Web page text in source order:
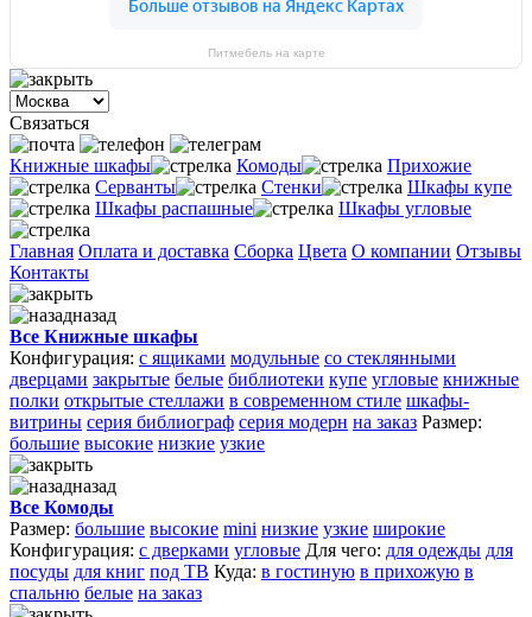
Питмебель на карте
Связаться
Книжные шкафы Комоды
Прихожие
Серванты
Стенки
Шкафы купе
Шкафы распашные
Шкафы угловые
Главная Оплата и доставка Сборка Цвета О компании Отзывы
Контакты
назад
Все Книжные шкафы
Конфигурация: с ящиками модульные со стеклянными
дверцами закрытые белые библиотеки купе угловые книжные
полки открытые стеллажи в современном стиле шкафы-
витрины серия библиограф серия модерн на заказ Размер:
большие высокие низкие узкие
назад
Все Комоды
Размер: большие высокие mini низкие узкие широкие
Конфигурация: с дверками угловые Для чего: для одежды для
посуды для книг под ТВ Куда: в гостиную в прихожую в
спальню белые на заказ